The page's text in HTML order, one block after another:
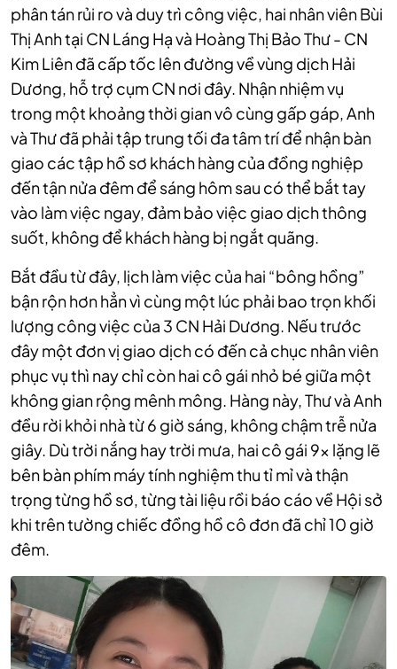
phân tán rủi ro và duy trì công việc, hai nhân viên Bùi
Thị Anh tại CN Láng Hạ và Hoàng Thị Bảo Thư - CN
Kim Liên đã cấp tốc lên đường về vùng dịch Hải
Dương, hỗ trợ cụm CN nơi đây. Nhận nhiệm vụ
trong một khoảng thời gian vô cùng gấp gáp, Anh
và Thư đã phải tập trung tối đa tâm trí để nhận bàn
giao các tập hồ sơ khách hàng của đồng nghiệp
đến tận nửa đêm để sáng hôm sau có thể bắt tay
vào làm việc ngay, đảm bảo việc giao dịch thông
suốt, không để khách hàng bị ngắt quãng.
Bắt đầu từ đây, lịch làm việc của hai “bông hồng”
bận rộn hơn hẳn vì cùng một lúc phải bao trọn khối
lượng công việc của 3 CN Hải Dương. Nếu trước
đây một đơn vị giao dịch có đến cả chục nhân viên
phục vụ thì nay chỉ còn hai cô gái nhỏ bé giữa một
không gian rộng mênh mông. Hàng này, Thư và Anh
đều rời khỏi nhà từ 6 giờ sáng, không chậm trễ nửa
giây. Dù trời nắng hay trời mưa, hai cô gái 9x lặng lẽ
bên bàn phím máy tính nghiệm thu tỉ mỉ và thận
trọng từng hồ sơ, từng tài liệu rồi báo cáo về Hội sở
khi trên tường chiếc đồng hồ cô đơn đã chỉ 10 giờ
đêm.